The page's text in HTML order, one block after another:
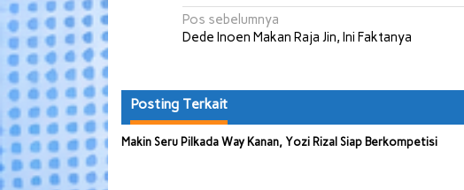
Navigasi
pos
Pos sebelumnya
Dede Inoen Makan Raja Jin, Ini Faktanya
Posting Terkait
Makin Seru Pilkada Way Kanan, Yozi Rizal Siap Berkompetisi